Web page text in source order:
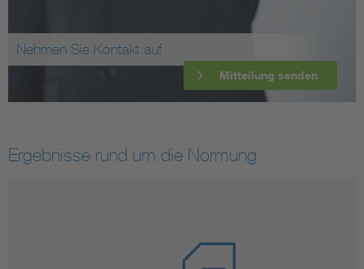
Nehmen Sie Kontakt auf
Mitteilung senden
Ergebnisse rund um die Normung